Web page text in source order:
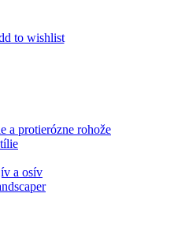
to wishlist
a protierózne rohože
a osív